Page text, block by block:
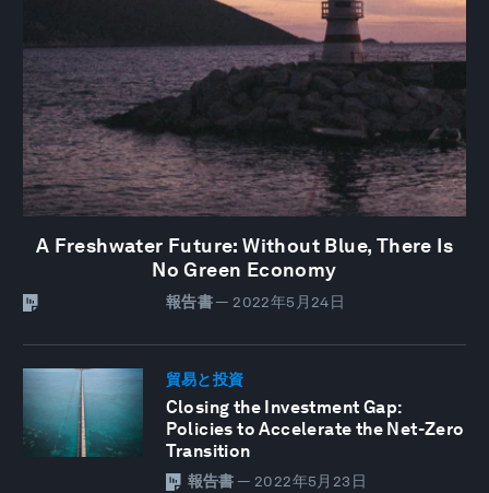
A Freshwater Future: Without Blue, There Is
No Green Economy
報告書— 2022年5月24日
貿易と投資
Closing the Investment Gap:
Policies to Accelerate the Net-Zero
Transition
報告書 — 2022年5月23日